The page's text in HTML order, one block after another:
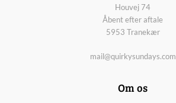
Houvej 74
Åbent efter aftale
5953 Tranekær
mail@quirkysundays.com
Om os